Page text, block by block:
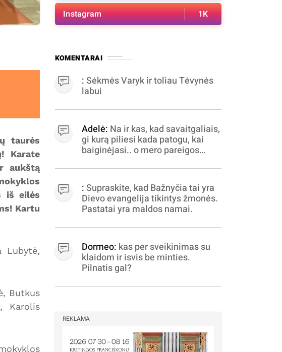
taurės
Karate
aukštą
iš eilės
Kartu
Lubytė,
Butkus
Karolis
Instagram 1K
KOMENTARAI
:Sėkmės Varyk ir toliau Tėvynės
labui
Adelė: Na ir kas, kad savaitgaliais,
gi kurą piliesi kada patogu, kai
baiginėjasi.. o mero pareigos
apibrėžiamos.. nežinau,
bereikalingas oro virpinimas,
ieškokit kur milijonus vagia
dujininkai, elektros aferistai,
stadionų statytojai Vilnuje
:Supraskite, kad Bažnyčia tai yra
Dievo evangelija tikintys žmonės.
Pastatai yra maldos namai.
Dormeo: kas per sveikinimas su
klaidom ir isvis be minties.
Pilnatis gal?
REKLAMA